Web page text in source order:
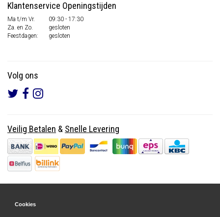
Klantenservice Openingstijden
Ma t/m Vr.
09:30 - 17:30
Za. en Zo.
gesloten
Feestdagen:
gesloten
Volg ons
Veilig Betalen & Snelle Levering
Cookies